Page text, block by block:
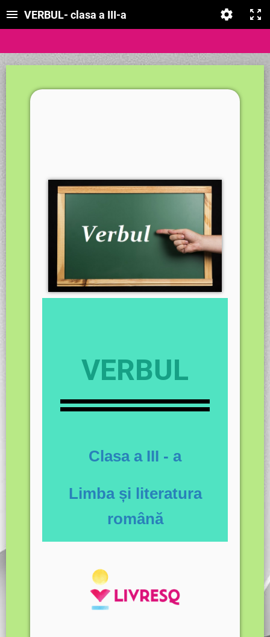
VERBUL- clasa a III-a
VERBUL
Clasa a III - a
Limba și literatura
română